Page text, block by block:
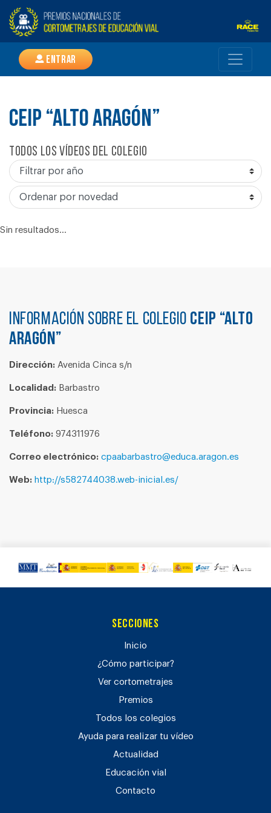
Entrar
CEIP “ALTO ARAGÓN”
Todos los vídeos del colegio
Sin resultados...
Información sobre el colegio CEIP “ALTO
ARAGÓN”
Dirección: Avenida Cinca s/n
Localidad: Barbastro
Provincia: Huesca
Teléfono: 974311976
Correo electrónico: cpaabarbastro@educa.aragon.es
Web: http://s582744038.web-inicial.es/
Secciones
Inicio
¿Cómo participar?
Ver cortometrajes
Premios
Todos los colegios
Ayuda para realizar tu vídeo
Actualidad
Educación vial
Contacto